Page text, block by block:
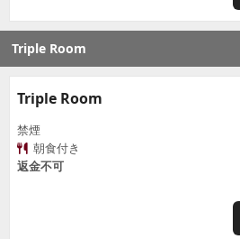
Triple Room
Triple Room
禁煙
朝食付き
返金不可